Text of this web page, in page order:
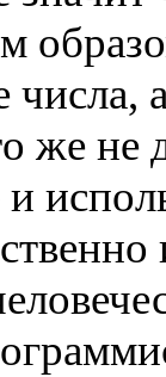
же не